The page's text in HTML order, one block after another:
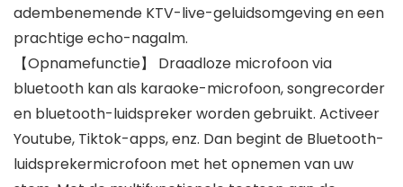
adembenemende KTV-live-geluidsomgeving en een
prachtige echo-nagalm.
【Opnamefunctie】 Draadloze microfoon via
bluetooth kan als karaoke-microfoon, songrecorder
en bluetooth-luidspreker worden gebruikt. Activeer
Youtube, Tiktok-apps, enz. Dan begint de Bluetooth-
luidsprekermicrofoon met het opnemen van uw